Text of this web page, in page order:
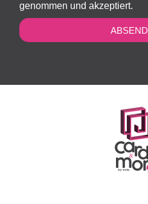
genommen und akzeptiert.